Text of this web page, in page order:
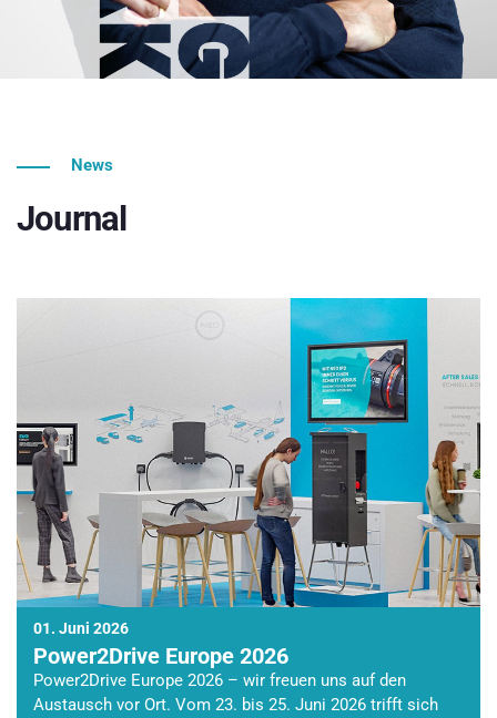
News
Journal
01. Juni 2026
Power2Drive Europe 2026
Power2Drive Europe 2026 – wir freuen uns auf den
Austausch vor Ort. Vom 23. bis 25. Juni 2026 trifft sich